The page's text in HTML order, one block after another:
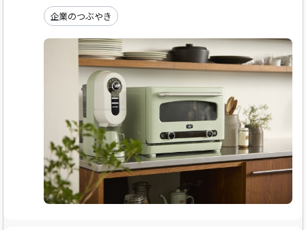
企業のつぶやき